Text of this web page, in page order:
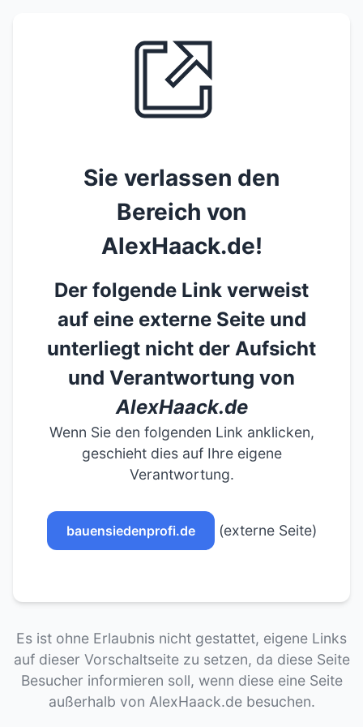
Sie verlassen den
Bereich von
AlexHaack.de!
Der folgende Link verweist
auf eine externe Seite und
unterliegt nicht der Aufsicht
und Verantwortung von
AlexHaack.de
Wenn Sie den folgenden Link anklicken,
geschieht dies auf Ihre eigene
Verantwortung.
bauensiedenprofi.de (externe Seite)
Es ist ohne Erlaubnis nicht gestattet, eigene Links
auf dieser Vorschaltseite zu setzen, da diese Seite
Besucher informieren soll, wenn diese eine Seite
außerhalb von AlexHaack.de besuchen.